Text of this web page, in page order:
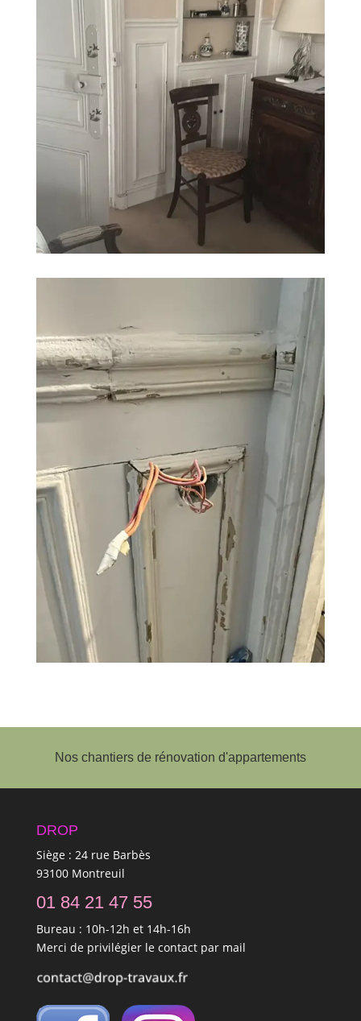
Nos chantiers de rénovation d'appartements
DROP
Siège : 24 rue Barbès
93100 Montreuil
01 84 21 47 55
Bureau : 10h-12h et 14h-16h
Merci de privilégier le contact par mail